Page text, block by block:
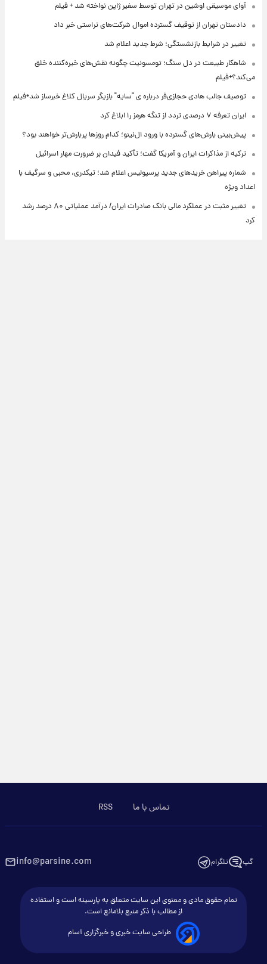
آوای موسیقی اوشین در تهران توسط سفیر ژاپن نواخته شد + فیلم
دادستان تهران از توقیف گسترده اموال شرکت‌های تراستی خبر داد
تغییر در شرایط بازنشستگی؛ شرط جدید اعلام شد
شاهکار طبیعت در دل سنگ؛ تومسونیت چگونه نقش‌های خیره‌کننده خلق
می‌کند؟+فیلم
توصیف جالب هادی حجازی‌فر درباره ی "سایه" بازیگر سریال کلاغ خبرساز شد+فیلم
ایران تعرفه ۷ درصدی تردد از تنگه هرمز را ابلاغ کرد
پیش‌بینی بارش‌های گسترده با ورود ال‌نینو؛ کدام روزها پربارش‌تر خواهند بود؟
ترکیه از مذاکرات ایران و آمریکا گفت؛ تأکید فیدان بر ضرورت مهار اسرائیل
شماره پیراهن خریدهای جدید پرسپولیس اعلام شد؛ تیکدری، محبی و سرگیف با
اعداد ویژه
تغییر مثبت در عملکرد مالی بانک صادرات ایران/ درآمد عملیاتی ۸۰ درصد رشد
کرد
تماس با ما RSS
گپ تلگرام info@parsine.com
تمام حقوق مادی و معنوی این سایت متعلق به پارسینه است و استفاده
از مطالب با ذکر منبع بلامانع است.
طراحی سایت خبری و خبرگزاری آسام